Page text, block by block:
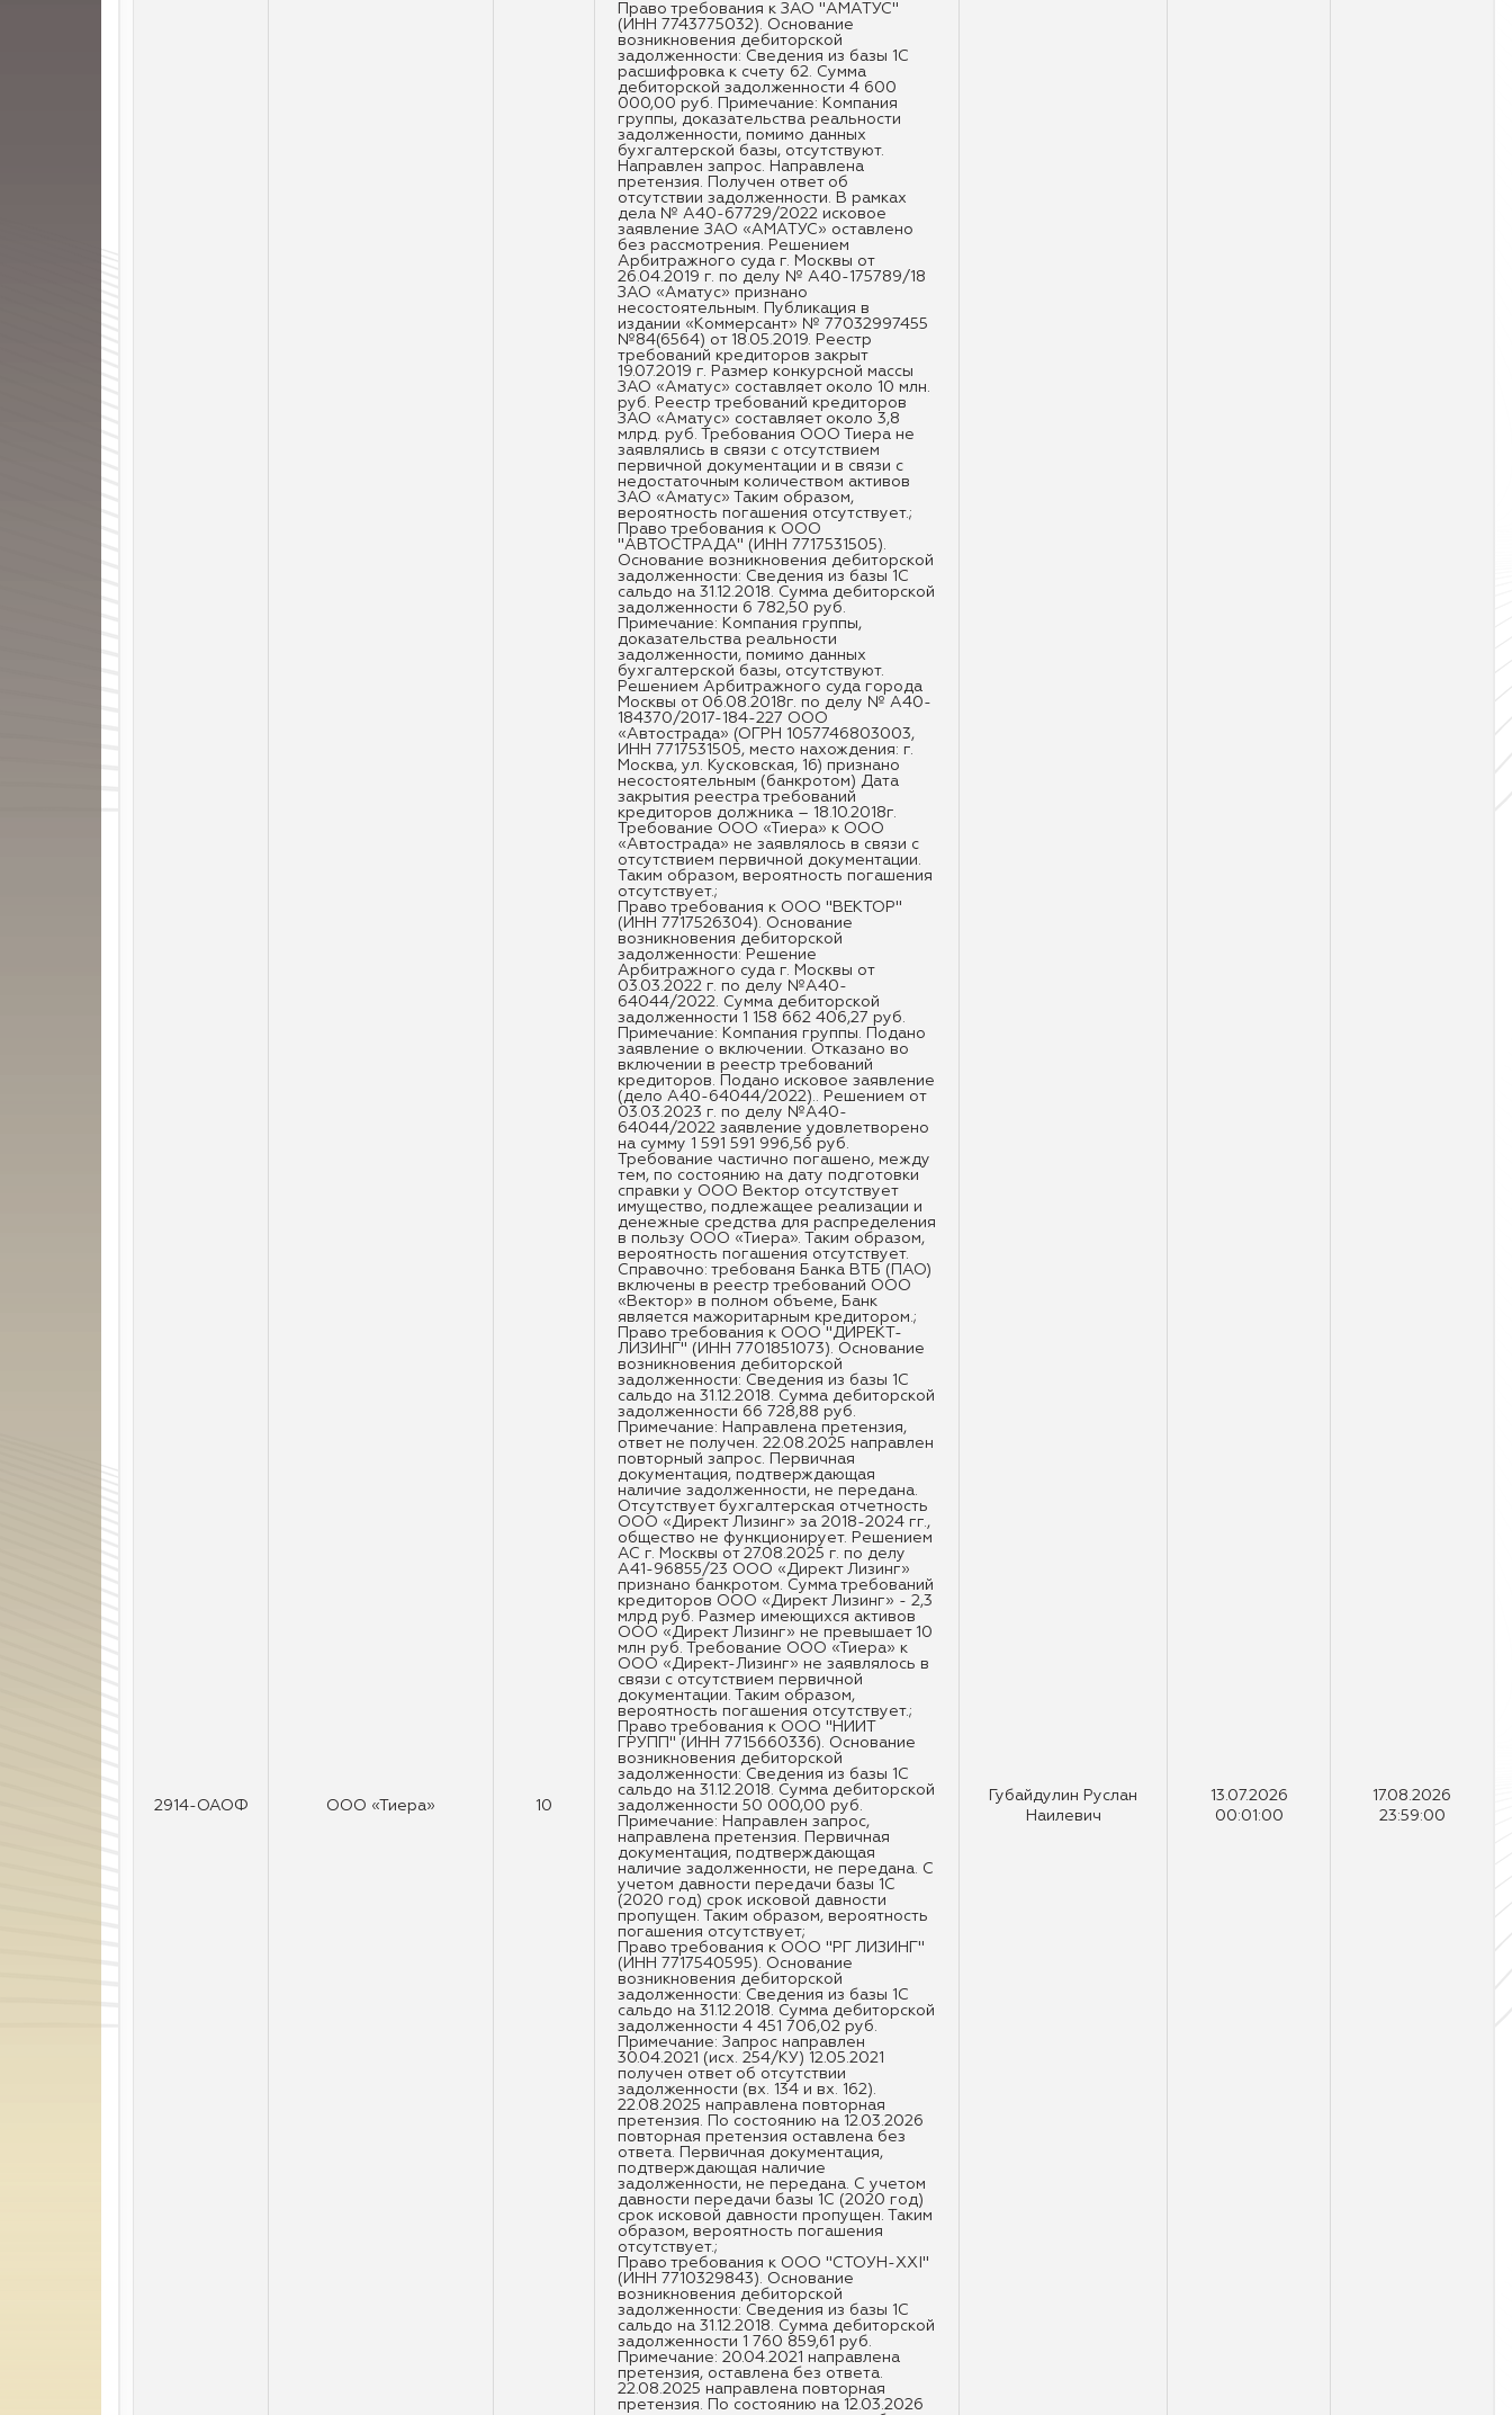
2914-ОАОФ ООО «Тиера» 10
Право требования к ЗАО "АМАТУС"
(ИНН 7743775032). Основание
возникновения дебиторской
задолженности: Сведения из базы 1С
расшифровка к счету 62. Сумма
дебиторской задолженности 4 600
000,00 руб. Примечание: Компания
группы, доказательства реальности
задолженности, помимо данных
бухгалтерской базы, отсутствуют.
Направлен запрос. Направлена
претензия. Получен ответ об
отсутствии задолженности. В рамках
дела № А40-67729/2022 исковое
заявление ЗАО «АМАТУС» оставлено
без рассмотрения. Решением
Арбитражного суда г. Москвы от
26.04.2019 г. по делу № А40-175789/18
ЗАО «Аматус» признано
несостоятельным. Публикация в
издании «Коммерсант» № 77032997455
№84(6564) от 18.05.2019. Реестр
требований кредиторов закрыт
19.07.2019 г. Размер конкурсной массы
ЗАО «Аматус» составляет около 10 млн.
руб. Реестр требований кредиторов
ЗАО «Аматус» составляет около 3,8
млрд. руб. Требования ООО Тиера не
заявлялись в связи с отсутствием
первичной документации и в связи с
недостаточным количеством активов
ЗАО «Аматус» Таким образом,
вероятность погашения отсутствует.;
Право требования к ООО
"АВТОСТРАДА" (ИНН 7717531505).
Основание возникновения дебиторской
задолженности: Сведения из базы 1С
сальдо на 31.12.2018. Сумма дебиторской
задолженности 6 782,50 руб.
Примечание: Компания группы,
доказательства реальности
задолженности, помимо данных
бухгалтерской базы, отсутствуют.
Решением Арбитражного суда города
Москвы от 06.08.2018г. по делу № А40-
184370/2017-184-227 ООО
«Автострада» (ОГРН 1057746803003,
ИНН 7717531505, место нахождения: г.
Москва, ул. Кусковская, 16) признано
несостоятельным (банкротом) Дата
закрытия реестра требований
кредиторов должника – 18.10.2018г.
Требование ООО «Тиера» к ООО
«Автострада» не заявлялось в связи с
отсутствием первичной документации.
Таким образом, вероятность погашения
отсутствует.;
Право требования к ООО "ВЕКТОР"
(ИНН 7717526304). Основание
возникновения дебиторской
задолженности: Решение
Арбитражного суда г. Москвы от
03.03.2022 г. по делу №А40-
64044/2022. Сумма дебиторской
задолженности 1 158 662 406,27 руб.
Примечание: Компания группы. Подано
заявление о включении. Отказано во
включении в реестр требований
кредиторов. Подано исковое заявление
(дело А40-64044/2022).. Решением от
03.03.2023 г. по делу №А40-
64044/2022 заявление удовлетворено
на сумму 1 591 591 996,56 руб.
Требование частично погашено, между
тем, по состоянию на дату подготовки
справки у ООО Вектор отсутствует
имущество, подлежащее реализации и
денежные средства для распределения
в пользу ООО «Тиера». Таким образом,
вероятность погашения отсутствует.
Справочно: требованя Банка ВТБ (ПАО)
включены в реестр требований ООО
«Вектор» в полном объеме, Банк
является мажоритарным кредитором.;
Право требования к ООО "ДИРЕКТ-
ЛИЗИНГ" (ИНН 7701851073). Основание
возникновения дебиторской
задолженности: Сведения из базы 1С
сальдо на 31.12.2018. Сумма дебиторской
задолженности 66 728,88 руб.
Примечание: Направлена претензия,
ответ не получен. 22.08.2025 направлен
повторный запрос. Первичная
документация, подтверждающая
наличие задолженности, не передана.
Отсутствует бухгалтерская отчетность
ООО «Директ Лизинг» за 2018-2024 гг.,
общество не функционирует. Решением
АС г. Москвы от 27.08.2025 г. по делу
А41-96855/23 ООО «Директ Лизинг»
признано банкротом. Сумма требований
кредиторов ООО «Директ Лизинг» - 2,3
млрд руб. Размер имеющихся активов
ООО «Директ Лизинг» не превышает 10
млн руб. Требование ООО «Тиера» к
ООО «Директ-Лизинг» не заявлялось в
связи с отсутствием первичной
документации. Таким образом,
вероятность погашения отсутствует.;
Право требования к ООО "НИИТ
ГРУПП" (ИНН 7715660336). Основание
возникновения дебиторской
задолженности: Сведения из базы 1С
сальдо на 31.12.2018. Сумма дебиторской
задолженности 50 000,00 руб.
Примечание: Направлен запрос,
направлена претензия. Первичная
документация, подтверждающая
наличие задолженности, не передана. С
учетом давности передачи базы 1С
(2020 год) срок исковой давности
пропущен. Таким образом, вероятность
погашения отсутствует;
Право требования к ООО "РГ ЛИЗИНГ"
(ИНН 7717540595). Основание
возникновения дебиторской
задолженности: Сведения из базы 1С
сальдо на 31.12.2018. Сумма дебиторской
задолженности 4 451 706,02 руб.
Примечание: Запрос направлен
30.04.2021 (исх. 254/КУ) 12.05.2021
получен ответ об отсутствии
задолженности (вх. 134 и вх. 162).
22.08.2025 направлена повторная
претензия. По состоянию на 12.03.2026
повторная претензия оставлена без
ответа. Первичная документация,
подтверждающая наличие
задолженности, не передана. С учетом
давности передачи базы 1С (2020 год)
срок исковой давности пропущен. Таким
образом, вероятность погашения
отсутствует.;
Право требования к ООО "СТОУН-XXI"
(ИНН 7710329843). Основание
возникновения дебиторской
задолженности: Сведения из базы 1С
сальдо на 31.12.2018. Сумма дебиторской
задолженности 1 760 859,61 руб.
Примечание: 20.04.2021 направлена
претензия, оставлена без ответа.
22.08.2025 направлена повторная
претензия. По состоянию на 12.03.2026
Губайдулин Руслан
Наилевич
13.07.2026
00:01:00
17.08.2026
23:59:00